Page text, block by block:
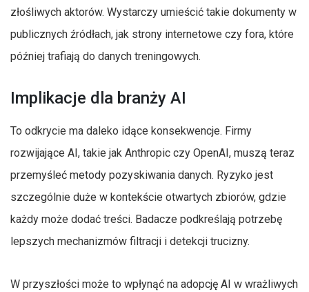
złośliwych aktorów. Wystarczy umieścić takie dokumenty w
publicznych źródłach, jak strony internetowe czy fora, które
później trafiają do danych treningowych.
Implikacje dla branży AI
To odkrycie ma daleko idące konsekwencje. Firmy
rozwijające AI, takie jak Anthropic czy OpenAI, muszą teraz
przemyśleć metody pozyskiwania danych. Ryzyko jest
szczególnie duże w kontekście otwartych zbiorów, gdzie
każdy może dodać treści. Badacze podkreślają potrzebę
lepszych mechanizmów filtracji i detekcji trucizny.
W przyszłości może to wpłynąć na adopcję AI w wrażliwych